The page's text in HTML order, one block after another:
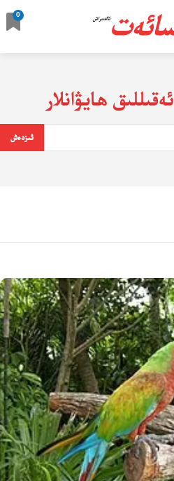
ئالدىراش
0
ئەقىللىق ھايۋانلار
ئىزدەش